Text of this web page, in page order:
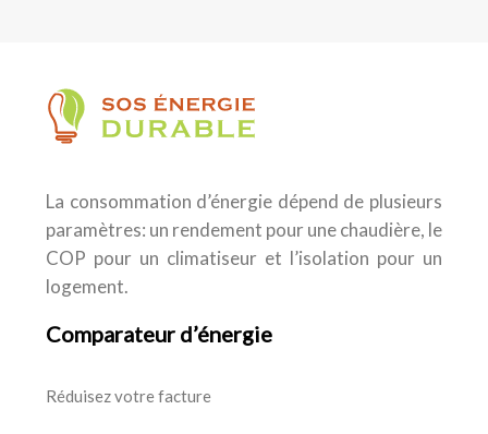
La consommation d’énergie dépend de plusieurs
paramètres: un rendement pour une chaudière, le
COP pour un climatiseur et l’isolation pour un
logement.
Comparateur d’énergie
Réduisez votre facture